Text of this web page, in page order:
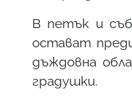
В петък и
остават
дъждовна
градушки.